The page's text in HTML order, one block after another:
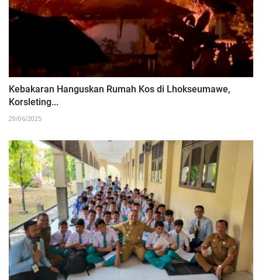
Kebakaran Hanguskan Rumah Kos di Lhokseumawe,
Korsleting...
29/06/2025